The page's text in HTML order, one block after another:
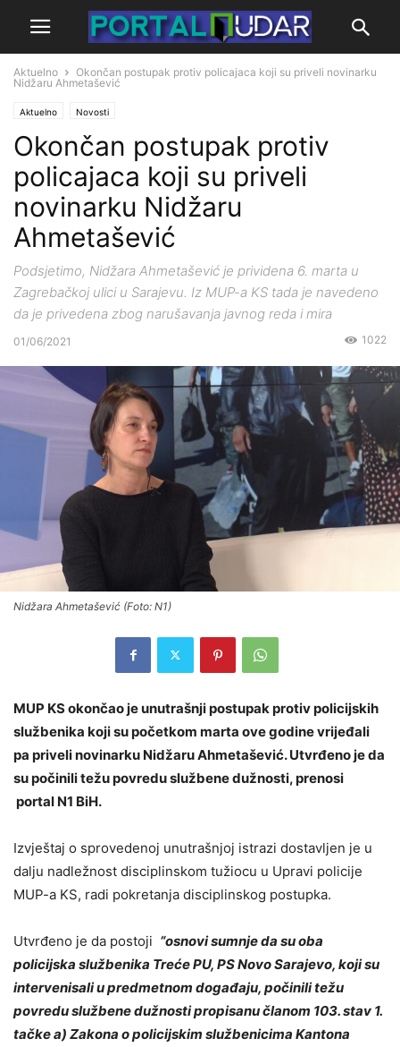
Aktuelno
Okončan postupak protiv policajaca koji su priveli novinarku
Nidžaru Ahmetašević
Aktuelno Novosti
Okončan postupak protiv
policajaca koji su priveli
novinarku Nidžaru
Ahmetašević
Podsjetimo, Nidžara Ahmetašević je prividena 6. marta u
Zagrebačkoj ulici u Sarajevu. Iz MUP-a KS tada je navedeno
da je privedena zbog narušavanja javnog reda i mira
01/06/2021 1022
Nidžara Ahmetašević (Foto: N1)
MUP KS okončao je unutrašnji postupak protiv policijskih
službenika koji su početkom marta ove godine vrijeđali
pa priveli novinarku Nidžaru Ahmetašević. Utvrđeno je da
su počinili težu povredu službene dužnosti, prenosi
portal N1 BiH.
Izvještaj o sprovedenoj unutrašnjoj istrazi dostavljen je u
dalju nadležnost disciplinskom tužiocu u Upravi policije
MUP-a KS, radi pokretanja disciplinskog postupka.
Utvrđeno je da postoji “osnovi sumnje da su oba
policijska službenika Treće PU, PS Novo Sarajevo, koji su
intervenisali u predmetnom događaju, počinili težu
povredu službene dužnosti propisanu članom 103. stav 1.
tačke a) Zakona o policijskim službenicima Kantona